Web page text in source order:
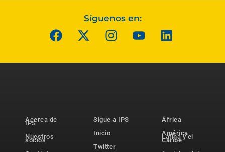
Síguenos en:
Acerca de
IPS
Nuestros
socios
Sigue a IPS
Inicio
Twitter
África
América
Latina y el
Caribe